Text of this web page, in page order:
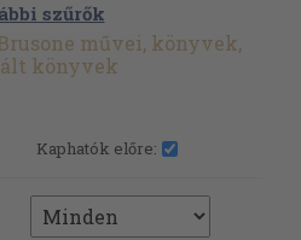
szűrők
művei, könyvek,
könyvek
Kaphatók előre: